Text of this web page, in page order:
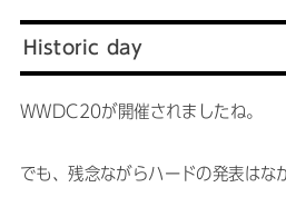
Historic day
WWDC20が開催されましたね。
でも、残念ながらハードの発表はな